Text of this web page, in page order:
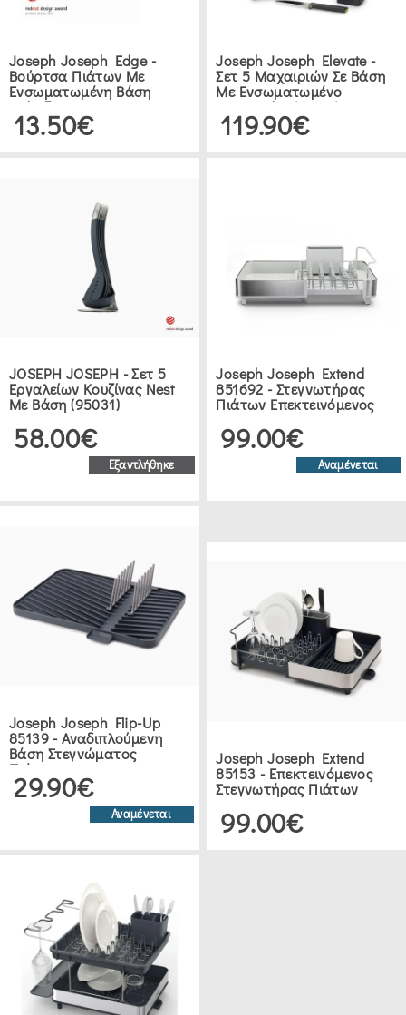
Joseph Joseph Edge -
Βούρτσα Πιάτων Με
Ενσωματωμένη Βάση
Στήριξης 85026
13.50€
Joseph Joseph Elevate -
Σετ 5 Μαχαιριών Σε Βάση
Με Ενσωματωμένο
Ακονιστήρι (10537)
119.90€
JOSEPH JOSEPH - Σετ 5
Εργαλείων Κουζίνας Nest
Με Βάση (95031)
58.00€
Εξαντλήθηκε
Joseph Joseph Extend
851692 - Στεγνωτήρας
Πιάτων Επεκτεινόμενος
99.00€
Αναμένεται
Joseph Joseph Flip-Up
85139 - Αναδιπλούμενη
Βάση Στεγνώματος
Πιάτων
29.90€
Αναμένεται
Joseph Joseph Extend
85153 - Επεκτεινόμενος
Στεγνωτήρας Πιάτων
99.00€